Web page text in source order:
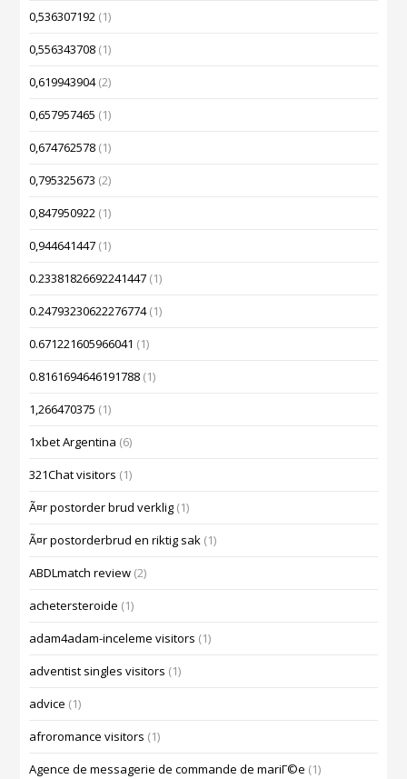
0,536307192 (1)
0,556343708 (1)
0,619943904(2)
0,657957465 (1)
0,674762578 (1)
0,795325673 (2)
0,847950922 (1)
0,944641447 (1)
0.23381826692241447 (1)
0.24793230622276774(1)
0.671221605966041 (1)
0.8161694646191788 (1)
1,266470375 (1)
1xbet Argentina (6)
321Chat visitors (1)
Ã¤r postorder brud verklig (1)
Ã¤r postorderbrud en riktig sak (1)
ABDLmatch review (2)
achetersteroide (1)
adam4adam-inceleme visitors (1)
adventist singles visitors (1)
advice (1)
afroromance visitors (1)
Agence de messagerie de commande de mariГ©e (1)